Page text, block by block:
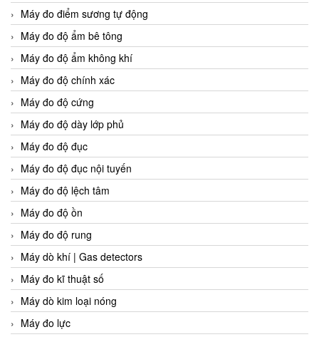
Máy đo điểm sương tự động
Máy đo độ ẩm bê tông
Máy đo độ ẩm không khí
Máy đo độ chính xác
Máy đo độ cứng
Máy đo độ dày lớp phủ
Máy đo độ đục
Máy đo độ đục nội tuyến
Máy đo độ lệch tâm
Máy đo độ ồn
Máy đo độ rung
Máy dò khí | Gas detectors
Máy đo kĩ thuật số
Máy dò kim loại nóng
Máy đo lực